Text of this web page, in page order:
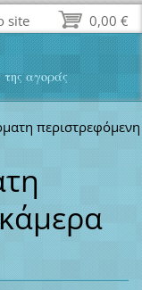
της αγοράς
περιστρεφόμενη
0,00 €
site